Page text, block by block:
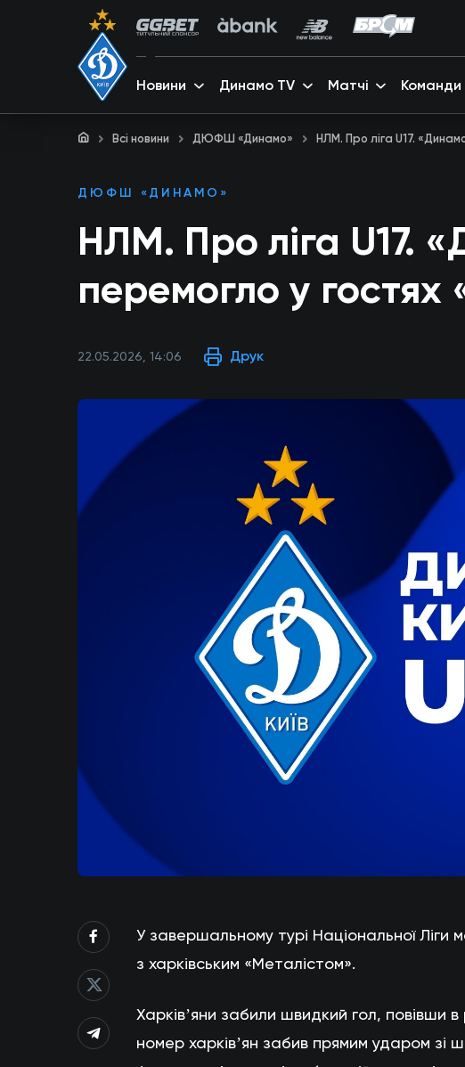
Новини Динамо TV Матчі Команди
Всі новини ДЮФШ «Динамо» НЛМ. Про ліга U17.
ДЮФШ «ДИНАМО»
НЛМ. Про ліга U17.
перемогло у гостях
22.05.2026, 14:06 Друк
У завершальному турі Національної Ліги
з харківським «Металістом».
Харківʼяни забили швидкий гол, повівши
номер харківʼян забив прямим ударом зі